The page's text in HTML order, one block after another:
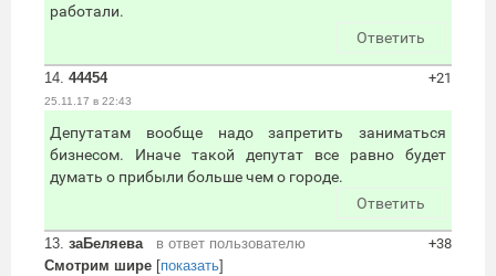
работали.
Ответить
14. 44454
25.11.17 в 22:43
+21
Депутатам вообще надо запретить заниматься
бизнесом. Иначе такой депутат все равно будет
думать о прибыли больше чем о городе.
Ответить
13. заБеляева
в ответ пользователю
Смотрим шире [показать]
+38